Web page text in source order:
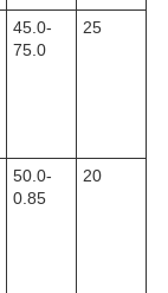
45.0-
75.0
25
50.0-
0.85
20